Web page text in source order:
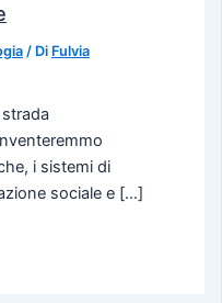
/ Di Fulvia
i sistemi di
sociale e […]